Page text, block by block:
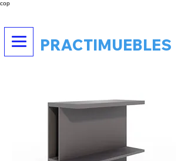
cop
PRACTIMUEBLES